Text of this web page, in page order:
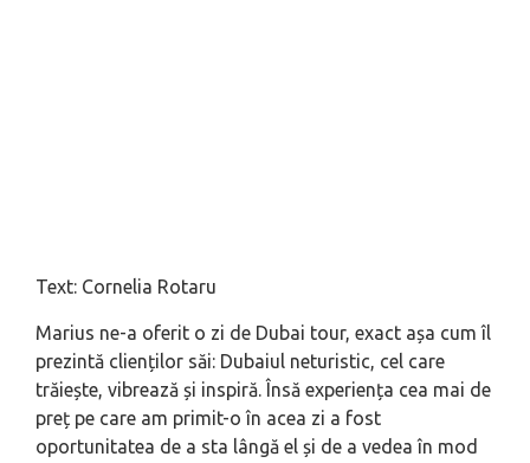
Text: Cornelia Rotaru
Marius ne-a oferit o zi de Dubai tour, exact așa cum îl
prezintă clienților săi: Dubaiul neturistic, cel care
trăiește, vibrează și inspiră. Însă experiența cea mai de
preț pe care am primit-o în acea zi a fost
oportunitatea de a sta lângă el și de a vedea în mod